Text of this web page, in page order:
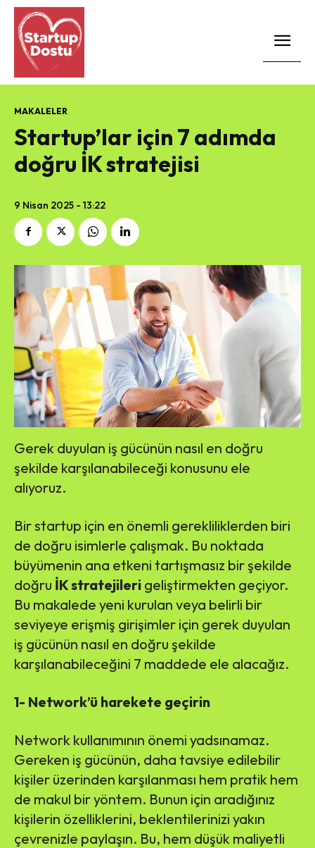
9 Nisan 2025 - 13:22
MAKALELER
Startup’lar için 7 adımda
doğru İK stratejisi
Gerek duyulan iş gücünün nasıl en doğru
şekilde karşılanabileceği konusunu ele
alıyoruz.
Bir startup için en önemli gerekliliklerden biri
de doğru isimlerle çalışmak. Bu noktada
büyümenin ana etkeni tartışmasız bir şekilde
doğru İK stratejileri geliştirmekten geçiyor.
Bu makalede yeni kurulan veya belirli bir
seviyeye erişmiş girişimler için gerek duyulan
iş gücünün nasıl en doğru şekilde
karşılanabileceğini 7 maddede ele alacağız.
1- Network’ü harekete geçirin
Network kullanımının önemi yadsınamaz.
Gereken iş gücünün, daha tavsiye edilebilir
kişiler üzerinden karşılanması hem pratik hem
de makul bir yöntem. Bunun için aradığınız
kişilerin özelliklerini, beklentilerinizi yakın
çevrenizle paylaşın. Bu, hem düşük maliyetli